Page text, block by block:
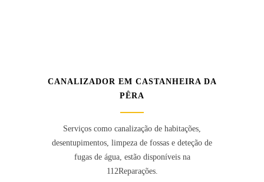
CANALIZADOR EM CASTANHEIRA DA
PÊRA
Serviços como canalização de habitações,
desentupimentos, limpeza de fossas e deteção de
fugas de água, estão disponíveis na
112Reparações.